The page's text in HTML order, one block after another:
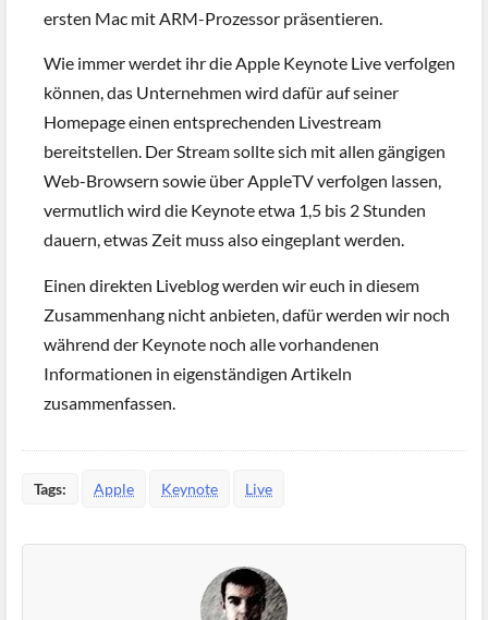
ersten Mac mit ARM-Prozessor präsentieren.
Wie immer werdet ihr die Apple Keynote Live verfolgen
können, das Unternehmen wird dafür auf seiner
Homepage einen entsprechenden Livestream
bereitstellen. Der Stream sollte sich mit allen gängigen
Web-Browsern sowie über AppleTV verfolgen lassen,
vermutlich wird die Keynote etwa 1,5 bis 2 Stunden
dauern, etwas Zeit muss also eingeplant werden.
Einen direkten Liveblog werden wir euch in diesem
Zusammenhang nicht anbieten, dafür werden wir noch
während der Keynote noch alle vorhandenen
Informationen in eigenständigen Artikeln
zusammenfassen.
Tags: Apple Keynote Live